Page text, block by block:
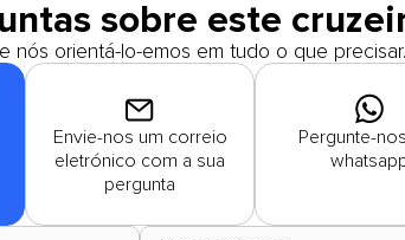
sobre este
nós orientá-lo-emos em tudo o que precisar.
Envie-nos um correio
eletrónico com a sua
pergunta
Pergunte-